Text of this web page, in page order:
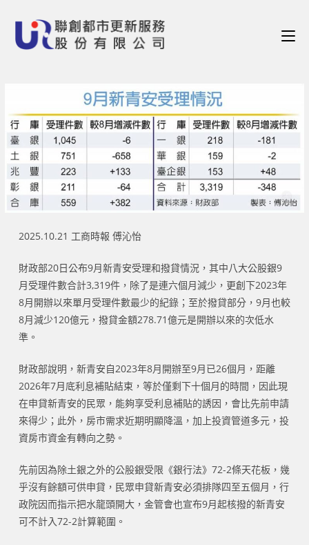
2025.10.21 工商時報 傅沁怡
財政部20日公布9月新青安受理和撥貸情況，其中八大公股銀9
月受理件數合計3,319件，除了是連六個月減少，更創下2023年
8月開辦以來單月受理件數最少的紀錄；至於撥貸部分，9月也較
8月減少120億元，撥貸金額278.71億元是開辦以來的次低水
準。
財政部說明，新青安自2023年8月開辦至9月已26個月，距離
2026年7月底利息補貼結束，等於僅剩下十個月的時間，因此現
在申貸新青安的民眾，能夠享受利息補貼的誘因，會比先前申請
來得少；此外，房市需求近期明顯降溫，加上投資管道多元，投
資房市資金有轉向之勢。
先前因為除土銀之外的公股銀受限《銀行法》72-2條天花板，幾
乎沒有餘額可供申貸，民眾申貸新青安必須排隊四至五個月，行
政院因而指示把水龍頭開大，金管會也宣布9月起核撥的新青安
可不計入72-2計算範圍。